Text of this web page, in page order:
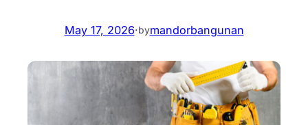
May 17, 2026·bymandorbangunan